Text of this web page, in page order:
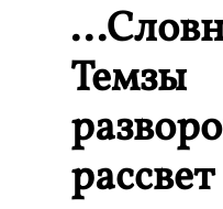
Темзы
рассвет